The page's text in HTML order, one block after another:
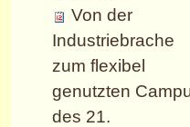
Von der
Industriebrache
zum flexibel
genutzten
des 21.